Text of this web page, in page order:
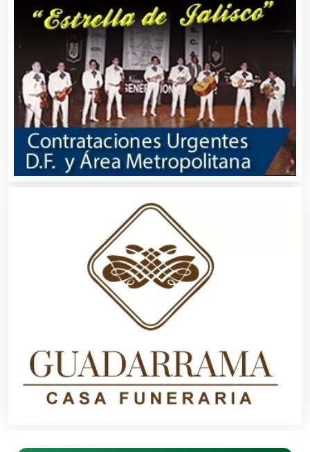
Automatización
Automóviles Nuevos y Usados
Autopartes Eléctricas
Balnearios
Banquetes
Bares y Cantinas